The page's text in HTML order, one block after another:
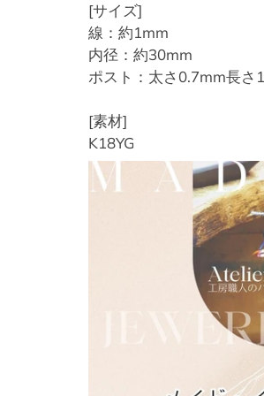
[サイズ]
線：約1mm
内径：約30mm
ポスト：太さ0.7mm長さ
[素材]
K18YG